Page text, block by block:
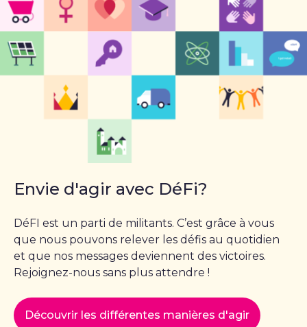
Envie d'agir avec DéFi?
DéFI est un parti de militants. C’est grâce à vous
que nous pouvons relever les défis au quotidien
et que nos messages deviennent des victoires.
Rejoignez-nous sans plus attendre !
Découvrir les différentes manières d'agir